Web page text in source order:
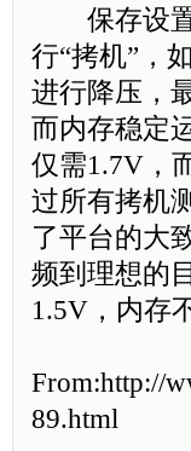
保存设置
行“拷机”，
进行降压，
而内存稳定
仅需1.7V，
过所有拷机
了平台的大
频到理想的
1.5V，内存
From:http://
89.html